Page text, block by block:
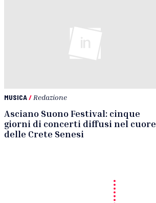
MUSICA/Redazione
Asciano Suono Festival: cinque
giorni di concerti diffusi nel cuore
delle Crete Senesi